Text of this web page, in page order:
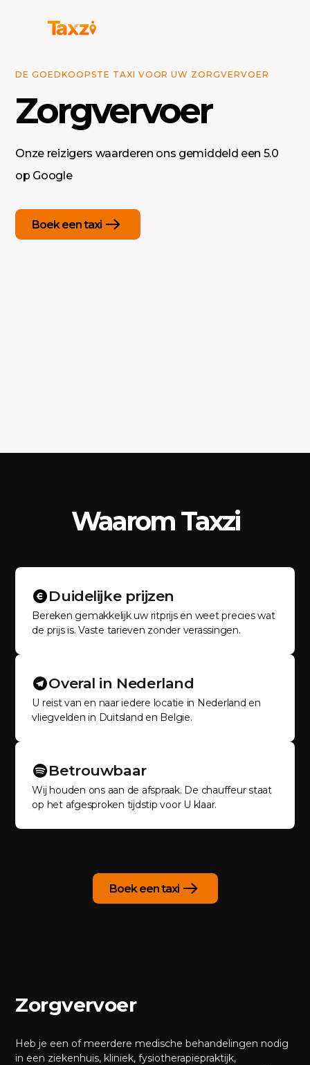
DE GOEDKOOPSTE TAXI VOOR UW ZORGVERVOER
Zorgvervoer
Onze reizigers waarderen ons gemiddeld een 5.0
op Google
Boek een taxi
Waarom Taxzi
Duidelijke prijzen
Bereken gemakkelijk uw ritprijs en weet precies wat
de prijs is. Vaste tarieven zonder verassingen.
Overal in Nederland
U reist van en naar iedere locatie in Nederland en
vliegvelden in Duitsland en Belgie.
Betrouwbaar
Wij houden ons aan de afspraak. De chauffeur staat
op het afgesproken tijdstip voor U klaar.
Boek een taxi
Zorgvervoer
Heb je een of meerdere medische behandelingen nodig
in een ziekenhuis, kliniek, fysiotherapiepraktijk,